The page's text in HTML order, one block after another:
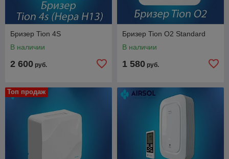
Бризер Tion 4S
В наличии
2 600 руб.
Бризер Tion О2 Standard
В наличии
1 580 руб.
Топ продаж